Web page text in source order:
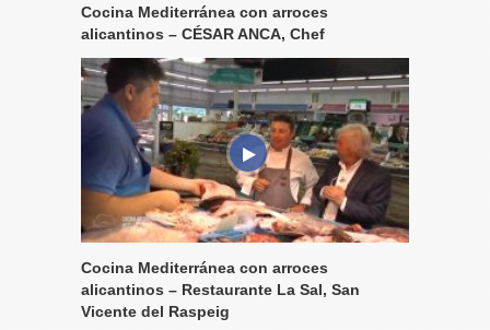
Cocina Mediterránea con arroces
alicantinos – CÉSAR ANCA, Chef
Cocina Mediterránea con arroces
alicantinos – Restaurante La Sal, San
Vicente del Raspeig